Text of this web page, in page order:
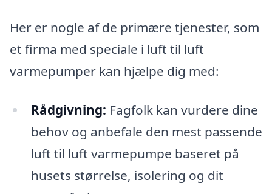
Her er nogle af de primære tjenester, som
et firma med speciale i luft til luft
varmepumper kan hjælpe dig med:
Rådgivning: Fagfolk kan vurdere dine
behov og anbefale den mest passende
luft til luft varmepumpe baseret på
husets størrelse, isolering og dit